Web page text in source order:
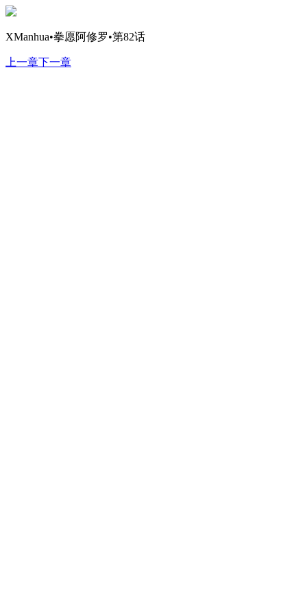
XManhua•拳愿阿修罗•第82话
上一章下一章